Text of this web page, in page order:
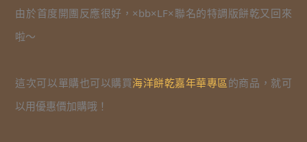
由於首度開團反應很好，×bb×LF×聯名的特調版餅乾又回來
啦～
這次可以單購也可以購買海洋餅乾嘉年華專區的商品，就可
以用優惠價加購哦！